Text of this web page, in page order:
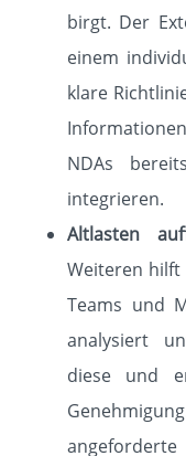
birgt. Der
einem
klare
NDAs
integrieren.
Altlasten
Weiteren hilft
Teams und
analysiert
diese und